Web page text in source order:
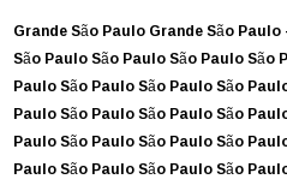
Grande São PauloGrande São Paulo
São PauloSão PauloSão PauloSão
PauloSão PauloSão PauloSão
PauloSão PauloSão PauloSão
PauloSão PauloSão PauloSão
PauloSão PauloSão PauloSão